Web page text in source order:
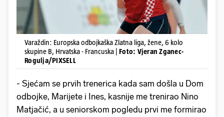
Varaždin: Europska odbojkaška Zlatna liga, žene, 6 kolo
skupine B, Hrvatska - Francuska | Foto: Vjeran Zganec-
Rogulja/PIXSELL
- Sjećam se prvih trenerica kada sam došla u Dom
odbojke, Marijete i Ines, kasnije me trenirao Nino
Matjačić, a u seniorskom pogledu prvi me formirao